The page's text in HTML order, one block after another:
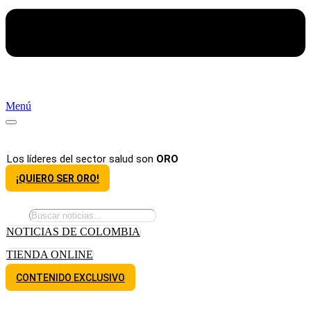
Menú
Los líderes del sector salud son ORO
¡QUIERO SER ORO!
NOTICIAS DE COLOMBIA
TIENDA ONLINE
CONTENIDO EXCLUSIVO